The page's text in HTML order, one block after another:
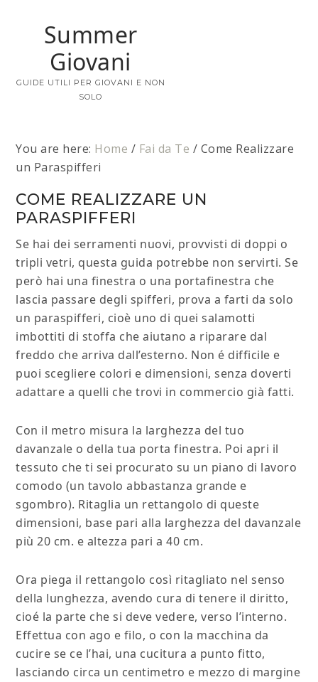
Summer
Giovani
GUIDE UTILI PER GIOVANI E NON
SOLO
You are here: Home / Fai da Te / Come Realizzare
un Paraspifferi
COME REALIZZARE UN
PARASPIFFERI
Se hai dei serramenti nuovi, provvisti di doppi o
tripli vetri, questa guida potrebbe non servirti. Se
però hai una finestra o una portafinestra che
lascia passare degli spifferi, prova a farti da solo
un paraspifferi, cioè uno di quei salamotti
imbottiti di stoffa che aiutano a riparare dal
freddo che arriva dall’esterno. Non é difficile e
puoi scegliere colori e dimensioni, senza doverti
adattare a quelli che trovi in commercio già fatti.
Con il metro misura la larghezza del tuo
davanzale o della tua porta finestra. Poi apri il
tessuto che ti sei procurato su un piano di lavoro
comodo (un tavolo abbastanza grande e
sgombro). Ritaglia un rettangolo di queste
dimensioni, base pari alla larghezza del davanzale
più 20 cm. e altezza pari a 40 cm.
Ora piega il rettangolo così ritagliato nel senso
della lunghezza, avendo cura di tenere il diritto,
cioé la parte che si deve vedere, verso l’interno.
Effettua con ago e filo, o con la macchina da
cucire se ce l’hai, una cucitura a punto fitto,
lasciando circa un centimetro e mezzo di margine